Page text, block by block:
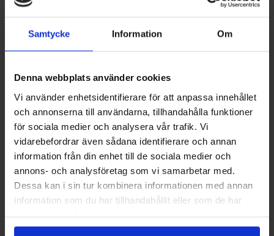
Samtycke Information Om
Denna webbplats använder cookies
Vi använder enhetsidentifierare för att anpassa innehållet
och annonserna till användarna, tillhandahålla funktioner
för sociala medier och analysera vår trafik. Vi
vidarebefordrar även sådana identifierare och annan
information från din enhet till de sociala medier och
annons- och analysföretag som vi samarbetar med.
Dessa kan i sin tur kombinera informationen med annan
information som du har tillhandahållit eller som de har
2
Fäste dragkula CF Moto
731,00 kr
LÄGG I VARUKORG
3 5BW1-401106
BOLT, TOWING
140,00 kr
LÄGG I VARUKORG
4 30218-163860
NUT M16x1.5
68,00 kr